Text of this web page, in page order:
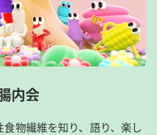
内会
物繊維を知り、語り、楽し